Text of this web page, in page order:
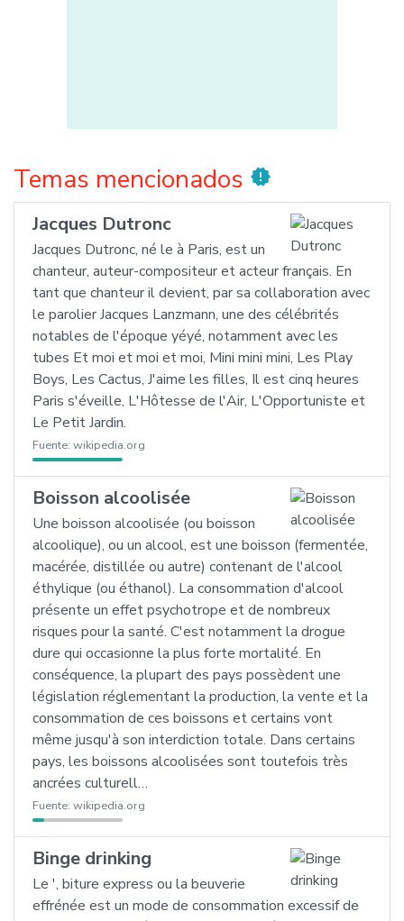
Temas mencionados new_releases
Jacques Dutronc
Jacques Dutronc, né le à Paris, est un
chanteur, auteur-compositeur et acteur français. En
tant que chanteur il devient, par sa collaboration avec
le parolier Jacques Lanzmann, une des célébrités
notables de l'époque yéyé, notamment avec les
tubes Et moi et moi et moi, Mini mini mini, Les Play
Boys, Les Cactus, J'aime les filles, Il est cinq heures
Paris s'éveille, L'Hôtesse de l'Air, L'Opportuniste et
Le Petit Jardin.
Fuente: wikipedia.org
Boisson alcoolisée
Une boisson alcoolisée (ou boisson
alcoolique), ou un alcool, est une boisson (fermentée,
macérée, distillée ou autre) contenant de l'alcool
éthylique (ou éthanol). La consommation d'alcool
présente un effet psychotrope et de nombreux
risques pour la santé. C'est notamment la drogue
dure qui occasionne la plus forte mortalité. En
conséquence, la plupart des pays possèdent une
législation réglementant la production, la vente et la
consommation de ces boissons et certains vont
même jusqu'à son interdiction totale. Dans certains
pays, les boissons alcoolisées sont toutefois très
ancrées culturell…
Fuente: wikipedia.org
Binge drinking
Le ', biture express ou la beuverie
effrénée est un mode de consommation excessif de